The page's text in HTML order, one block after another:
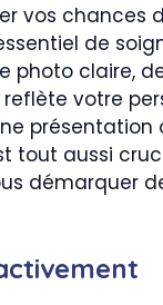
vos chances
de
photo claire,
votre
présentation
tout aussi
démarquer